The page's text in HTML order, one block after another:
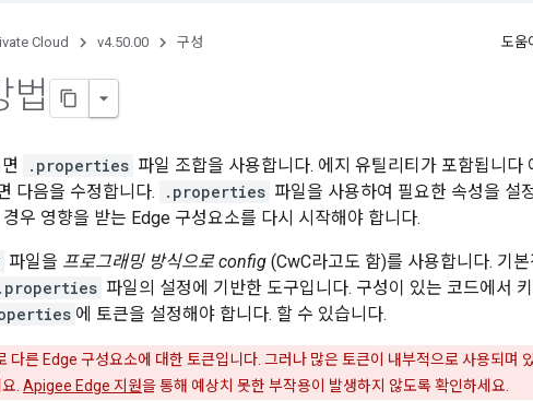
Cloud v4.50.00 구성 도움
법
.properties 파일 조합을 사용합니다. 에지 유틸리티가 포함됩니다
다음을 수정합니다.
.properties 파일을 사용하여 필요한 속성을 설
우 영향을 받는 Edge 구성요소를 다시 시작해야 합니다.
파일을 프로그래밍 방식으로 config (CwC라고도 함)를 사용합니다. 기
.properties 파일의 설정에 기반한 도구입니다. 구성이 있는 코드에서
에 토큰을 설정해야 합니다. 할 수 있습니다.
다른 Edge 구성요소에 대한 토큰입니다. 그러나 많은 토큰이 내부적으로 사용되며
. Apigee Edge 지원을 통해 예상치 못한 부작용이 발생하지 않도록 확인하세요.